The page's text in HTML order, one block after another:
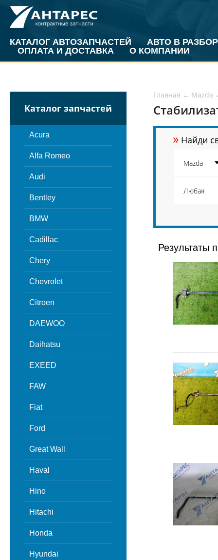
КАТАЛОГ АВТОЗАПЧАСТЕЙ
АВТО В РАЗБОР
ОПЛАТА И ДОСТАВКА
О КОМПАНИИ
Каталог запчастей
Acura
Alfa Romeo
Audi
Bentley
BMW
Cadillac
Chery
Chevrolet
Citroen
DAEWOO
Daihatsu
EXEED
FAW
Fiat
Ford
Great Wall
Haval
Hino
Hitachi
Honda
Hyundai
Главная ← Mazda
» Найди
Результаты